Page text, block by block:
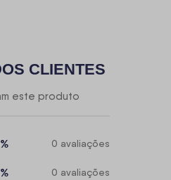
CLIENTES
este produto
0 avaliações
0 avaliações